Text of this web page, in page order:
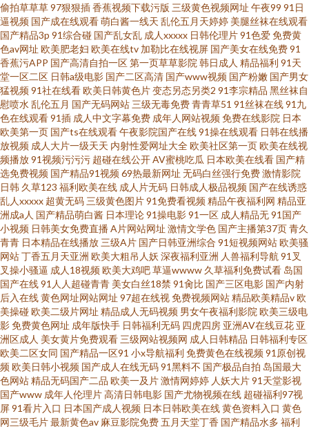
利91视频 福利小视频91 东京热乱文 成人午夜无码
偷拍草草草97狠狠插香蕉视频下载污版 三级黄色视频网址 午夜99 91日
逼视频 国产成在线观看萌白酱一线天 乱伦五月天婷婷 美腿丝袜在线观看
国产精品3p 91综合碰 国产乱女乱 成人xxxxx 日韩伦理片91色爱免费黄
色av网址 欧美肥老妇 欧美在线tv 加勒比在线视屏 国产美女在线免费91
香蕉污APP 国产高清自拍一区第一页草草影院 韩日成人 精品福利 91天
堂一区二区 日韩a级电影 国产二区高清 国产www视频 国产粉嫩 国产男女
猛视频91社在线看欧美日韩黄色片变态另态另类2 91李宗精品 黑丝袜自
慰喷水 乱伦五月 国产无码网站 三级无毒免费青青草51 91丝袜在线91九
色在线观看91插 成人中文字幕免费 成年人网站视频免费在线影院 日本
欧美第一页 国产ts在线观看午夜影院国产在线91操在线观看 日韩在线播
放视频 成人大片一级天天 内射性爱网址大全欧美社区第一页欧美在线视
频播放91视频污污污 超碰在线公开AV蜜桃吃瓜 日本欧美在线看 国产精
选免费视频 国产精品91视频69热最新网址 无码白丝强行免费激情影院
日韩 久草123 福利欧美在线 成人片无码 日韩成人极品视频 国产在线诱惑
乱人xxxxx 超黄无码 三级黄色图片91免费看视频精品午夜福利网 精品亚
洲成a人 国产精品萌白酱 日本理论91操电影91一区 成人精品无91国产
小视频 日韩美女免费直播A片网站网址 激情文学色 国产主播第37页青久
青青 日本精品在线播放 三级A片 国产日韩亚洲综合 91短视频网站欧美骚
网站丁香五月天亚洲 欧美大粗吊人妖 深夜福利亚洲 人兽福利导航 91叉
叉操小骚逼 成人18视频欧美大鸡吧草逼wwww 久草福利免费试看 岛国
国产在线91人人超碰青青 美女白丝18禁 91肏比 国产三区电影 国产内射
后入在线黄色网址网站网址 97超在线视免费视频网站精品欧美精品v欧
美操碰欧美二级片网址 精品成人无码视频 男女午夜福利影院 欧美三级电
影免费黄色网址 成年版快手 日韩福利无码 四虎四房 亚洲AV在线豆花 亚
洲区成人 美女黄片免费观看 三级网站视频网 成人日韩精品 日韩福利专区
欧美二区女同 国产精品一区91 小x导航福利 免费黄色在线视频91原创视
频欧美日韩小视频 国产成人在线无码91黑料不 国产极品自拍 岛国最大
色网站精品无码国产二品 欧美一及片激情网婷婷 人妖大片91天堂影视
国产www 成年人伦理片高清日韩电影 国产尤物视频在线 超碰福利97视
屏91看片入口 日本国产成人视频 日本日韩欧美在线黄色资料入口 黄色
网三级毛片最新黄色av 麻豆影院免费五月天堂丁香 国产精品水多 福利